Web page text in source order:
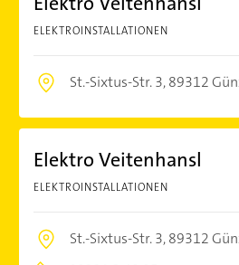
ELEKTROINSTALLATIONEN
St.-Sixtus-Str. 3,89312
Elektro Veitenhansl
ELEKTROINSTALLATIONEN
St.-Sixtus-Str. 3,89312